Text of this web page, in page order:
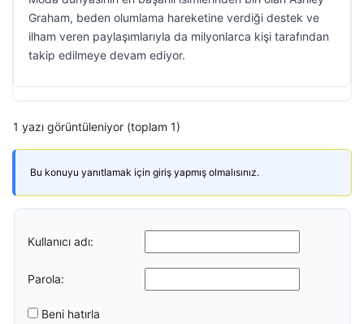
Graham, beden olumlama hareketine verdiği destek ve
ilham veren paylaşımlarıyla da milyonlarca kişi tarafından
takip edilmeye devam ediyor.
1 yazı görüntüleniyor (toplam 1)
Bu konuyu yanıtlamak için giriş yapmış olmalısınız.
Kullanıcı adı:
Parola:
Beni hatırla